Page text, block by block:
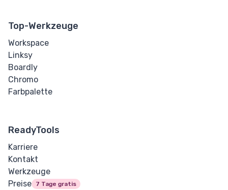
Textarea
Unterstrichen
Zitat
Dialog
Messanzeige
Top-Werkzeuge
Workspace
Linksy
Boardly
Chromo
Farbpalette
ReadyTools
Karriere
Kontakt
Werkzeuge
Preise
7 Tage gratis